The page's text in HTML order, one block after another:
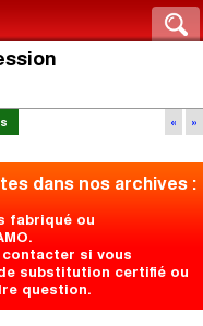
« »
dans nos archives :
fabriqué ou
contacter si vous
substitution certifié ou
question.